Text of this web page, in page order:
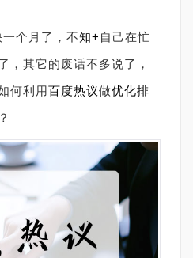
一个月了，不知+ 自己在忙
，其它的废话不多说了，
何利用百度热议做优化排
？